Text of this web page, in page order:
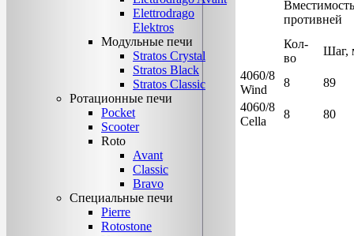
Вместимость
противней
Кол-
во
Шаг,
4060/8
Wind
8
89
4060/8
Cella
8 80
Elettrodrago
Elektros
Модульные печи
Stratos Crystal
Stratos Black
Stratos Classic
Ротационные печи
Pocket
Scooter
Roto
Avant
Classic
Bravo
Специальные печи
Pierre
Rotostone